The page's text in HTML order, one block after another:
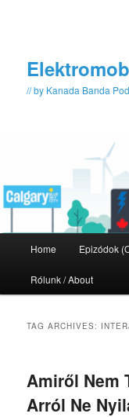
// by Kanada Banda
Home Epizódok
Rólunk / About
TAG ARCHIVES:
Amiről Nem
Arról Ne